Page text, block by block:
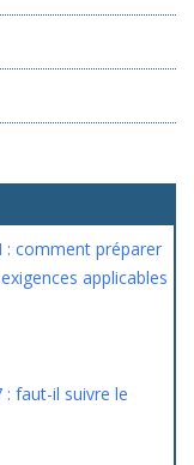
: comment préparer
applicables
: faut-il suivre le